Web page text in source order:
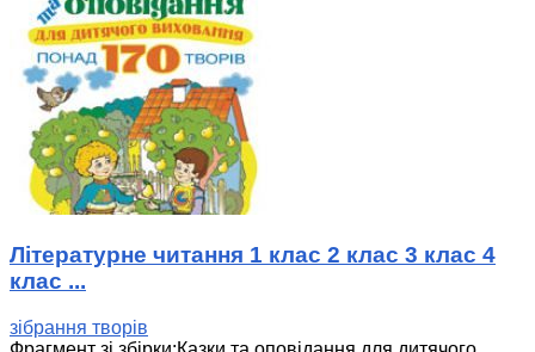
Літературне читання 1 клас 2 клас 3 клас 4
клас ...
зібрання творів